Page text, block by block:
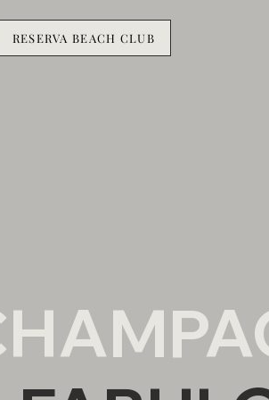
RESERVA BEACH CLUB